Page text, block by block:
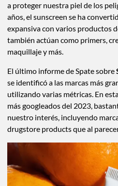
a proteger nuestra piel de los
años, el sunscreen se ha
expansiva con varios productos
también actúan como primers,
maquillaje y más.
El último informe de Spate sobre
se identificó a las marcas más
utilizando varias métricas. En
más googleados del 2023,
nuestro interés, incluyendo
drugstore products que al